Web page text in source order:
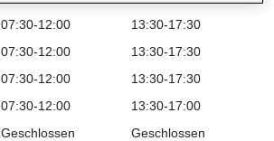
07:30-12:00
13:30-17:30
07:30-12:00
13:30-17:30
07:30-12:00
13:30-17:30
07:30-12:00
13:30-17:00
Geschlossen
Geschlossen